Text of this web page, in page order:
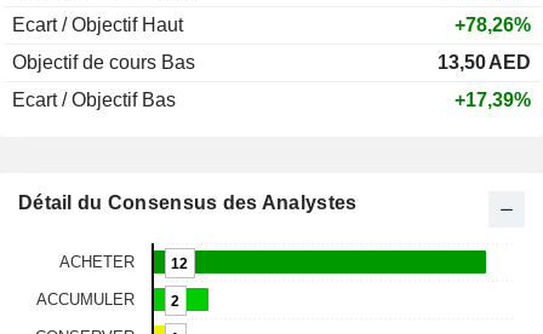
Ecart / Objectif Haut
+78,26%
Objectif de cours Bas
13,50AED
Ecart / Objectif Bas
+17,39%
Détail du Consensus des Analystes